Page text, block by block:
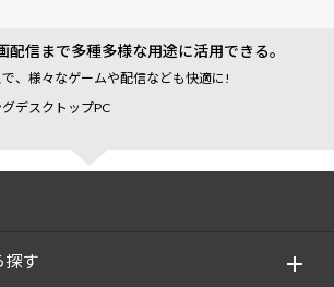
配信まで多種多様な用途に活用できる。
、様々なゲームや配信なども快適に!
デスクトップPC
探す